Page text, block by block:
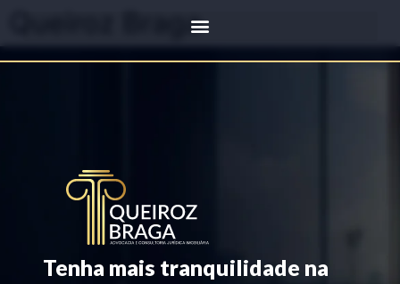
Queiroz Braga
Tenha mais tranquilidade na